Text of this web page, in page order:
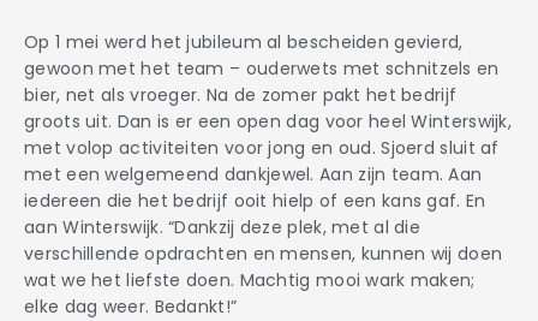
Op 1 mei werd het jubileum al bescheiden gevierd,
gewoon met het team – ouderwets met schnitzels en
bier, net als vroeger. Na de zomer pakt het bedrijf
groots uit. Dan is er een open dag voor heel Winterswijk,
met volop activiteiten voor jong en oud. Sjoerd sluit af
met een welgemeend dankjewel. Aan zijn team. Aan
iedereen die het bedrijf ooit hielp of een kans gaf. En
aan Winterswijk. “Dankzij deze plek, met al die
verschillende opdrachten en mensen, kunnen wij doen
wat we het liefste doen. Machtig mooi wark maken;
elke dag weer. Bedankt!”